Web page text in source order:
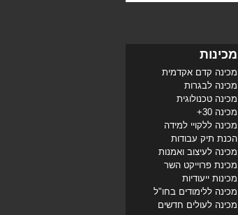
מכינות
מכינה קדם אקדמית
מכינה לבגרות
מכינה טכנולוגית
מכינה 30+
מכינה ללקויי למידה
הכנת תיק עבודות
מכינה לעיצוב ואמנות
מכינת פרוייקט השר
מכינות ייעודיות
מכינה ללימודים בחו"ל
מכינה לעולים חדשים